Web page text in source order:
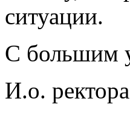
ситуации.
С большим
И.о.